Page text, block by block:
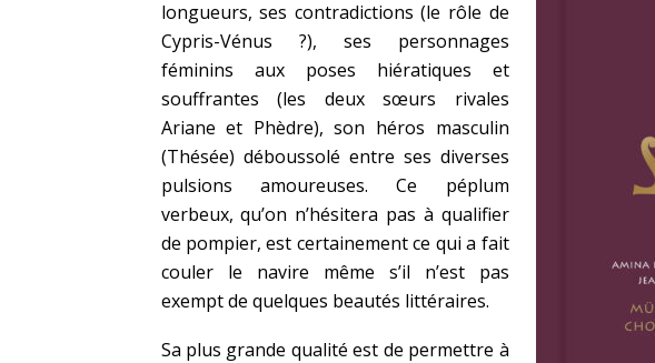
longueurs, ses contradictions (le rôle de
Cypris-Vénus ?), ses personnages
féminins aux poses hiératiques et
souffrantes (les deux sœurs rivales
Ariane et Phèdre), son héros masculin
(Thésée) déboussolé entre ses diverses
pulsions amoureuses. Ce péplum
verbeux, qu’on n’hésitera pas à qualifier
de pompier, est certainement ce qui a fait
couler le navire même s’il n’est pas
exempt de quelques beautés littéraires.
Sa plus grande qualité est de permettre à